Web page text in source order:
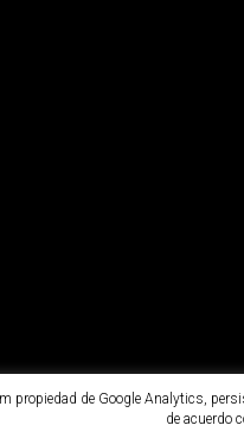
propiedad de Google Analytics,
de acuerdo